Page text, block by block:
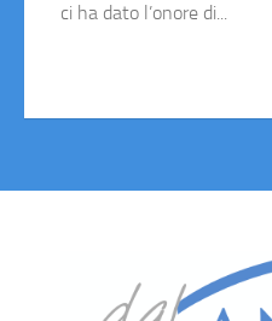
ci ha dato l’onore di...